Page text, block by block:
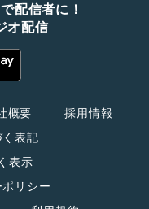
配信者に！
オ配信
概要
採用情報
表記
表示
リシー